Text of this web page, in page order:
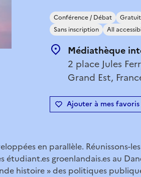
Conférence / Débat Gratuit
Sans inscription
All
Médiathèque
2 place Jules
Grand Est,
Ajouter à mes favoris
en parallèle. Réunissons-
étudiant.es groenlandais.es au
histoire » des politiques